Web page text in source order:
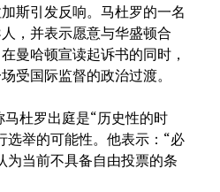
斯引发反响。马杜罗的一名
，并表示愿意与华盛顿合
曼哈顿宣读起诉书的同时，
受国际监督的政治过渡。
马杜罗出庭是“历史性的时
选举的可能性。他表示：“必
为当前不具备自由投票的条